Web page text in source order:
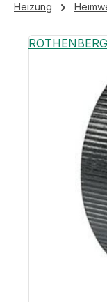
Heizung
Bildergalerie